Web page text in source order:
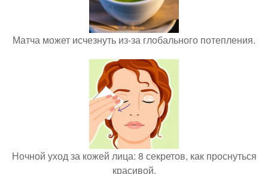
Матча может исчезнуть из-за глобального потепления.
Ночной уход за кожей лица: 8 секретов, как проснуться
красивой.